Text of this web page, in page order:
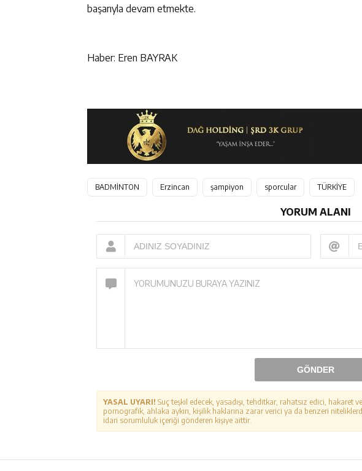
başarıyla devam etmekte.
Haber: Eren BAYRAK
BADMİNTON Erzincan şampiyon sporcular TÜRKİYE
YORUM ALANI
GÖNDER
YASAL UYARI! Suç teşkil edecek, yasadışı, tehditkar, rahatsız edici, hakaret
pornografik, ahlaka aykırı, kişilik haklarına zarar verici ya da benzeri
idari sorumluluk içeriği gönderen kişiye aittir.